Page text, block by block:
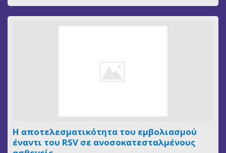
Η αποτελεσματικότητα του εμβολιασμού
έναντι του RSV σε ανοσοκατεσταλμένους